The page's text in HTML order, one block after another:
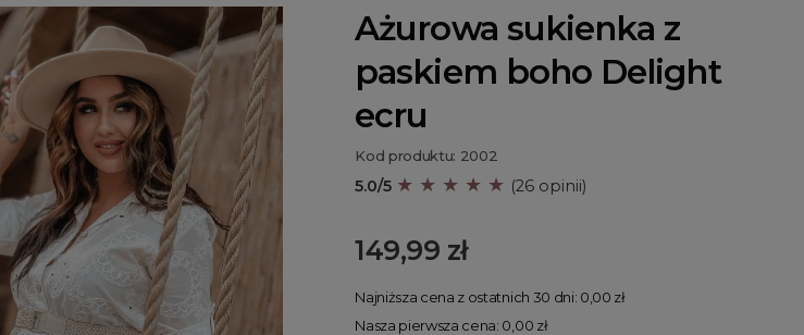
Ażurowa sukienka z
paskiem boho Delight
ecru
Kod produktu: 2002
5.0/5 ★ ★ ★ ★ ★ (26 opinii)
149,99 zł
Najniższa cena z ostatnich 30 dni: 0,00 zł
Nasza pierwsza cena: 0,00 zł